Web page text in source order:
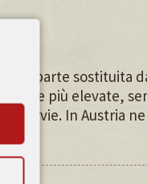
parte sostituita
più elevate,
In Austria ne